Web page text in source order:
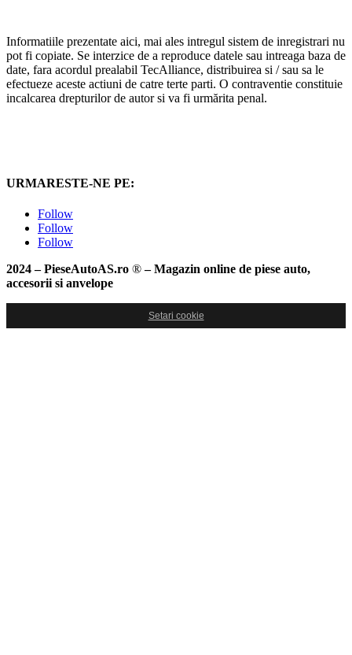
Informatiile prezentate aici, mai ales intregul sistem de inregistrari nu
pot fi copiate. Se interzice de a reproduce datele sau intreaga baza de
date, fara acordul prealabil TecAlliance, distribuirea si / sau sa le
efectueze aceste actiuni de catre terte parti. O contraventie constituie
incalcarea drepturilor de autor si va fi urmărita penal.
URMARESTE-NE PE:
Follow
Follow
Follow
2024 – PieseAutoAS.ro ®– Magazin online de piese auto,
accesorii si anvelope
Setari cookie